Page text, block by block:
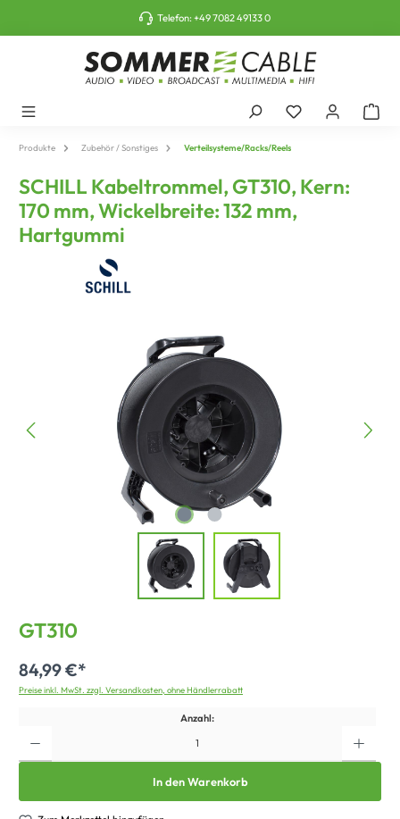
Telefon:+49 7082 49133 0
Produkte Zubehör / Sonstiges Verteilsysteme/Racks/Reels
SCHILL Kabeltrommel, GT310, Kern:
170 mm, Wickelbreite: 132 mm,
Hartgummi
GT310
84,99 €*
Preise inkl. MwSt. zzgl. Versandkosten, ohne Händlerrabatt
Anzahl:
In den Warenkorb